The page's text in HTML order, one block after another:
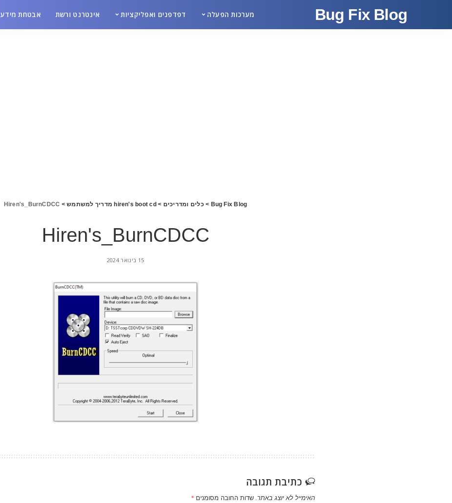
Bug Fix Blog מערכות הפעלה דפדפנים ואפליקציות אינטרנט ורשת אבטחת מידע
Bug Fix Blog
> כלים ומדריכים > hiren's boot cd מדריך למשתמש >
Hiren's_BurnCDCC
Hiren's_BurnCDCC
15 בינואר 2024
כתיבת תגובה
האימייל לא יוצג באתר. שדות החובה מסומנים *